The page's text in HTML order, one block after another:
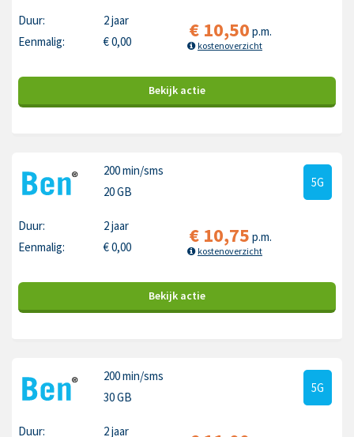
Duur:
2 jaar
Eenmalig:
€0,00 € 10,50 p.m.
kostenoverzicht
Bekijk actie
200 min/sms
20 GB
5G
Duur:
2 jaar
Eenmalig:
€0,00 € 10,75 p.m.
kostenoverzicht
Bekijk actie
200 min/sms
30 GB
5G
Duur: 2 jaar